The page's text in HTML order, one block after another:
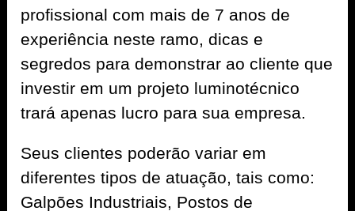
profissional com mais de 7 anos de
experiência neste ramo, dicas e
segredos para demonstrar ao cliente que
investir em um projeto luminotécnico
trará apenas lucro para sua empresa.
Seus clientes poderão variar em
diferentes tipos de atuação, tais como:
Galpões Industriais, Postos de